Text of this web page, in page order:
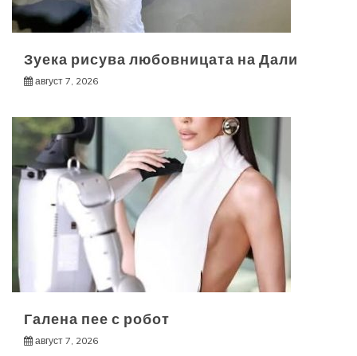
Зуека рисува любовницата на Дали
август 7, 2026
Галена пее с робот
август 7, 2026